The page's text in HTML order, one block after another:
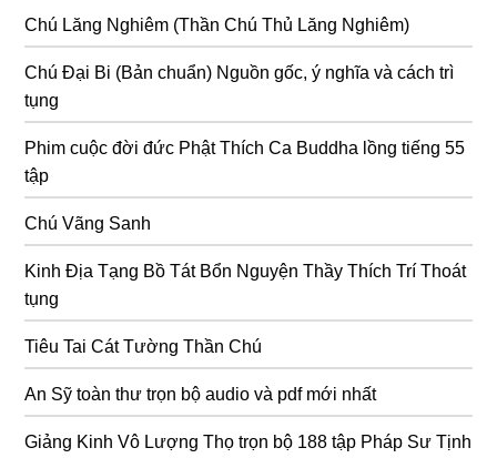
Chú Lăng Nghiêm (Thần Chú Thủ Lăng Nghiêm)
Chú Đại Bi (Bản chuẩn) Nguồn gốc, ý nghĩa và cách trì
tụng
Phim cuộc đời đức Phật Thích Ca Buddha lồng tiếng 55
tập
Chú Vãng Sanh
Kinh Địa Tạng Bồ Tát Bổn Nguyện Thầy Thích Trí Thoát
tụng
Tiêu Tai Cát Tường Thần Chú
An Sỹ toàn thư trọn bộ audio và pdf mới nhất
Giảng Kinh Vô Lượng Thọ trọn bộ 188 tập Pháp Sư Tịnh